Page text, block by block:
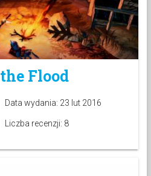
Flood
Data wydania: 23 lut 2016
Liczba recenzji: 8